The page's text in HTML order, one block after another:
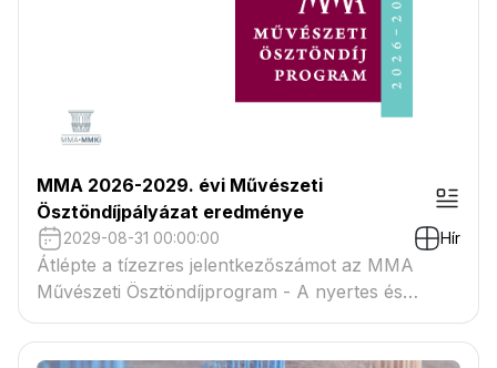
MMA 2026-2029. évi Művészeti
Ösztöndíjpályázat eredménye
2029-08-31 00:00:00 Hír
Átlépte a tízezres jelentkezőszámot az MMA
Művészeti Ösztöndíjprogram - A nyertes és
tartaléklistás pályázók névsora megtekinthető a
csatolmányban